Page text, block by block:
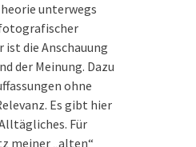
unterwegs
ist die Anschauung
der Meinung. Dazu
ohne
Es gibt hier
Für
meiner „alten“